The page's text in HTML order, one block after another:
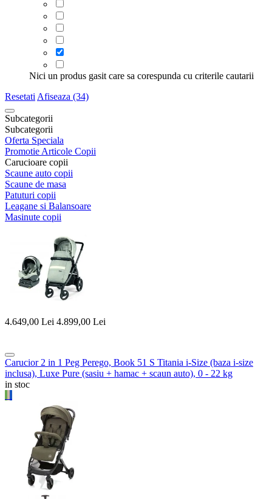
Nici un produs gasit care sa corespunda cu criterile cautarii
Resetati Afiseaza (34)
Subcategorii
Subcategorii
Oferta Speciala
Promotie Articole Copii
Carucioare copii
Scaune auto copii
Scaune de masa
Patuturi copii
Leagane si Balansoare
Masinute copii
4.649,00 Lei 4.899,00 Lei
Carucior 2 in 1 Peg Perego, Book 51 S Titania i-Size (baza i-size
inclusa), Luxe Pure (sasiu + hamac + scaun auto), 0 - 22 kg
in stoc